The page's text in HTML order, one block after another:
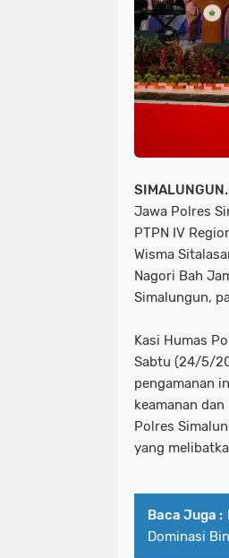
Jawa Polres
PTPN IV
Wisma
Nagori Bah
Simalungun,
Kasi Humas
Sabtu (24/5/
pengamanan
keamanan
Polres
yang
Baca Juga :
Dominasi